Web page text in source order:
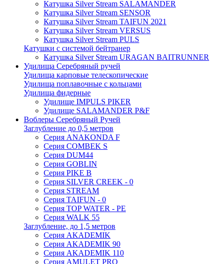
Катушка Silver Stream SALAMANDER
Катушка Silver Stream SENSOR
Катушка Silver Stream TAIFUN 2021
Катушка Silver Stream VERSUS
Катушка Silver Stream PULS
Катушки с системой бейтранер
Катушка Silver Stream URAGAN BAITRUNNER
Удилища Серебряный ручей
Удилища карповые телескопические
Удилища поплавочные с кольцами
Удилища фидерные
Удилище IMPULS PIKER
Удилище SALAMANDER P&F
Воблеры Серебряный Ручей
Заглубление до 0,5 метров
Серия ANAKONDA F
Серия COMBEK S
Серия DUM44
Серия GOBLIN
Серия PIKE B
Серия SILVER CREEK - 0
Серия STREAM
Серия TAIFUN - 0
Серия TOP WATER - PE
Серия WALK 55
Заглубление, до 1,5 метров
Серия AKADEMIK
Серия AKADEMIK 90
Серия AKADEMIK 110
Серия AMULET PRO